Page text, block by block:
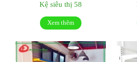
Kệ siêu thị 58
Xem thêm